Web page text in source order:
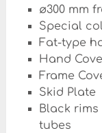
ø300 mm
Special
Fat-type
Hand
Frame
Skid Plate
Black
tubes